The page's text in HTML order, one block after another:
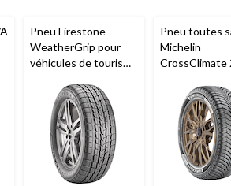
Pneu Firestone
WeatherGrip pour
véhicules de tourisme
multisegments
Pneu toutes
Michelin
CrossClimate
et